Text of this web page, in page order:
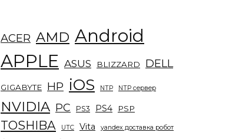
ACER AMD Android
APPLE ASUS BLIZZARD DELL
GIGABYTE HP iOS NTP NTP сервер
NVIDIA PC PS3 PS4 PSP
TOSHIBA UTC Vita
yandex доставка робот